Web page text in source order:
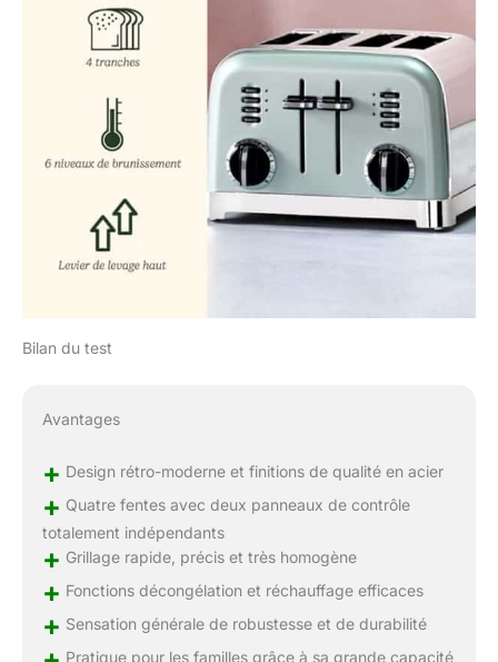
Bilan du test
Avantages
+ Design rétro-moderne et finitions de qualité en acier
+ Quatre fentes avec deux panneaux de contrôle
totalement indépendants
+ Grillage rapide, précis et très homogène
+ Fonctions décongélation et réchauffage efficaces
+ Sensation générale de robustesse et de durabilité
Pratique pour les familles grâce à sa grande capacité